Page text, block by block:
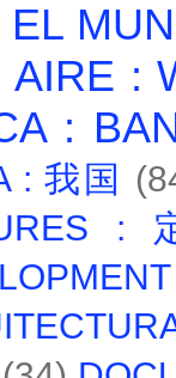
EL
AIRE :
:
: 我国